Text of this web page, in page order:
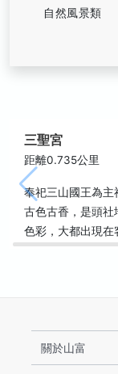
自然風景類
三聖宮
距離0.735公里
奉祀三山國王為主
古色古香，是頭社
色彩，大都出現
關於山富